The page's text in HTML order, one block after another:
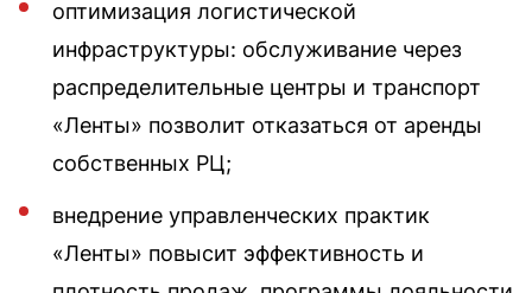
оптимизация логистической
инфраструктуры: обслуживание через
распределительные центры и транспорт
«Ленты» позволит отказаться от аренды
собственных РЦ;
внедрение управленческих практик
«Ленты» повысит эффективность и